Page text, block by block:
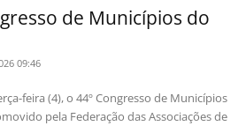
de Municípios do
09:46
feira (4), o 44º Congresso de Municípios
pela Federação das Associações de